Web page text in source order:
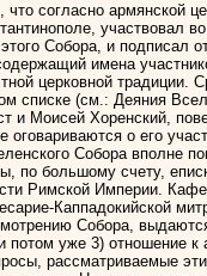
согласно армянской
участвовал
Собора, и подписал
имена
церковной
списке (см.: Деяния
и Моисей Хоренский,
оговариваются о его
Собора вполне
по большому счету,
Римской Империи.
Каппадокийской
Собора,
потом уже 3) отношение
рассматриваемые